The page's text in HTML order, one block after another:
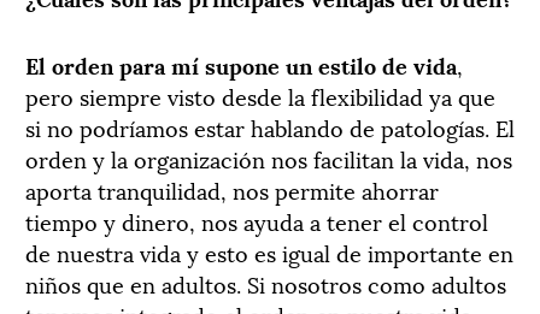
El orden para mí supone un estilo de vida,
pero siempre visto desde la flexibilidad ya que
si no podríamos estar hablando de patologías. El
orden y la organización nos facilitan la vida, nos
aporta tranquilidad, nos permite ahorrar
tiempo y dinero, nos ayuda a tener el control
de nuestra vida y esto es igual de importante en
niños que en adultos. Si nosotros como adultos